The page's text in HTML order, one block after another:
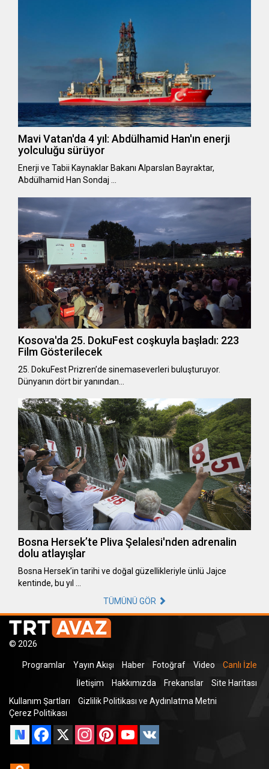
Mavi Vatan'da 4 yıl: Abdülhamid Han'ın enerji
yolculuğu sürüyor
Enerji ve Tabii Kaynaklar Bakanı Alparslan Bayraktar,
Abdülhamid Han Sondaj …
Kosova'da 25. DokuFest coşkuyla başladı: 223
Film Gösterilecek
25. DokuFest Prizren’de sinemaseverleri buluşturuyor.
Dünyanın dört bir yanından…
Bosna Hersek’te Pliva Şelalesi'nden adrenalin
dolu atlayışlar
Bosna Hersek’in tarihi ve doğal güzellikleriyle ünlü Jajce
kentinde, bu yıl …
TÜMÜNÜ GÖR
© 2026
Programlar Yayın Akışı Haber Fotoğraf Video
Canlı İzle
İletişim
Hakkımızda Frekanslar
Site Haritası
Kullanım Şartları
Gizlilik Politikası ve Aydınlatma Metni
Çerez Politikası
Facebook
X InstagramPinterestYouTube